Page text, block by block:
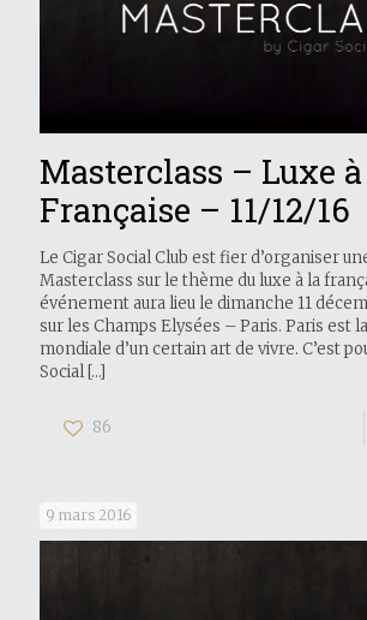
Masterclass – Luxe
Française – 11/12/16
Le Cigar Social Club est fier d’organiser
Masterclass sur le thème du luxe à la
événement aura lieu le dimanche 11
sur les Champs Elysées – Paris. Paris est
mondiale d’un certain art de vivre. C’est
Social[…]
86
9 mars 2016